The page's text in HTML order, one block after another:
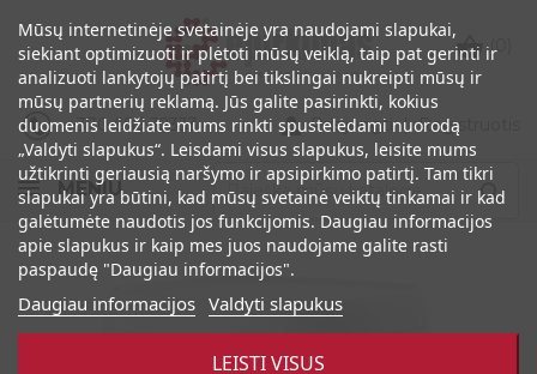
 (0)
+370 686 32333  Prisijungti|Registruotis
MENIU 
Mūsų internetinėje svetainėje yra naudojami slapukai,
siekiant optimizuoti ir plėtoti mūsų veiklą, taip pat gerinti ir
analizuoti lankytojų patirtį bei tikslingai nukreipti mūsų ir
mūsų partnerių reklamą. Jūs galite pasirinkti, kokius
duomenis leidžiate mums rinkti spustelėdami nuorodą
„Valdyti slapukus“. Leisdami visus slapukus, leisite mums
užtikrinti geriausią naršymo ir apsipirkimo patirtį. Tam tikri
slapukai yra būtini, kad mūsų svetainė veiktų tinkamai ir kad
galėtumėte naudotis jos funkcijomis. Daugiau informacijos
apie slapukus ir kaip mes juos naudojame galite rasti
paspaudę "Daugiau informacijos".
Daugiau informacijos Valdyti slapukus
LEISTI VISUS